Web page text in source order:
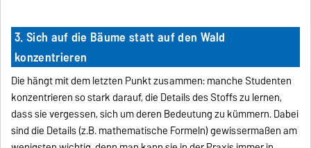
3. Sich auf die Bäume statt auf den Wald
konzentrieren
Die hängt mit dem letzten Punkt zusammen: manche Studenten
konzentrieren so stark darauf, die Details des Stoffs zu lernen,
dass sie vergessen, sich um deren Bedeutung zu kümmern. Dabei
sind die Details (z.B. mathematische Formeln) gewissermaßen am